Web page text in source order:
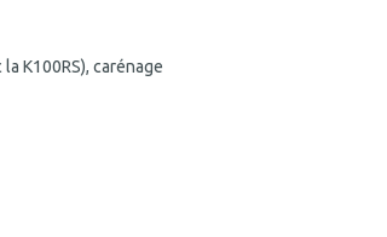
K100RS), carénage